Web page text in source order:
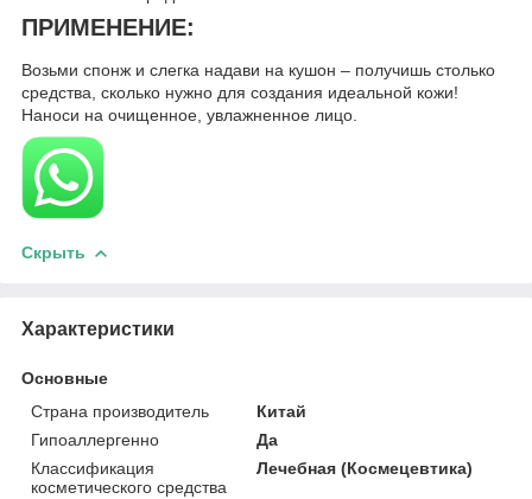
ПРИМЕНЕНИЕ:
Возьми спонж и слегка надави на кушон – получишь столько
средства, сколько нужно для создания идеальной кожи!
Наноси на очищенное, увлажненное лицо.
Скрыть
Характеристики
Основные
Страна производитель
Китай
Гипоаллергенно
Да
Классификация
косметического средства
Лечебная (Космецевтика)